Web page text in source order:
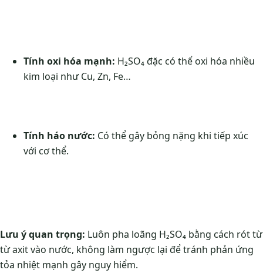
Tính oxi hóa mạnh: H₂SO₄ đặc có thể oxi hóa nhiều
kim loại như Cu, Zn, Fe…
Tính háo nước: Có thể gây bỏng nặng khi tiếp xúc
với cơ thể.
Lưu ý quan trọng: Luôn pha loãng H₂SO₄ bằng cách rót từ
từ axit vào nước, không làm ngược lại để tránh phản ứng
tỏa nhiệt mạnh gây nguy hiểm.